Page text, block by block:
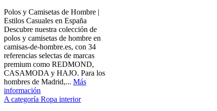
Polos y Camisetas de Hombre |
Estilos Casuales en España
Descubre nuestra colección de
polos y camisetas de hombre en
camisas-de-hombre.es, con 34
referencias selectas de marcas
premium como REDMOND,
CASAMODA y HAJO. Para los
hombres de Madrid,... Más
información
A categoría Ropa interior